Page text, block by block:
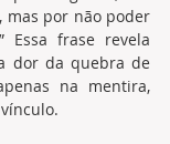
mas por não poder
Essa frase revela
dor da quebra de
na mentira,